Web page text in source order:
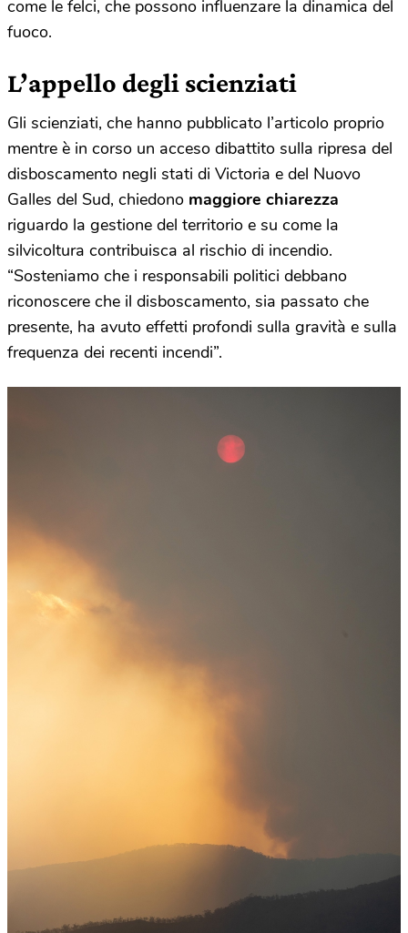
come le felci, che possono influenzare la dinamica del
fuoco.
L’appello degli scienziati
Gli scienziati, che hanno pubblicato l’articolo proprio
mentre è in corso un acceso dibattito sulla ripresa del
disboscamento negli stati di Victoria e del Nuovo
Galles del Sud, chiedono maggiore chiarezza
riguardo la gestione del territorio e su come la
silvicoltura contribuisca al rischio di incendio.
“Sosteniamo che i responsabili politici debbano
riconoscere che il disboscamento, sia passato che
presente, ha avuto effetti profondi sulla gravità e sulla
frequenza dei recenti incendi”.